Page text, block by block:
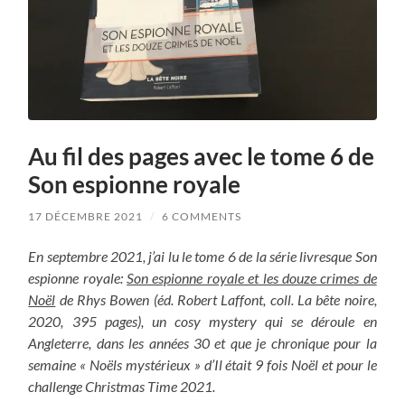
Au fil des pages avec le tome 6 de
Son espionne royale
17 DÉCEMBRE 2021 / 6 COMMENTS
En septembre 2021, j’ai lu le tome 6 de la série livresque Son
espionne royale:Son espionne royale et les douze crimes de
Noël de Rhys Bowen (éd. Robert Laffont, coll. La bête noire,
2020, 395 pages), un cosy mystery qui se déroule en
Angleterre, dans les années 30 et que je chronique pour la
semaine « Noëls mystérieux » d’Il était 9 fois Noël et pour le
challenge Christmas Time 2021.